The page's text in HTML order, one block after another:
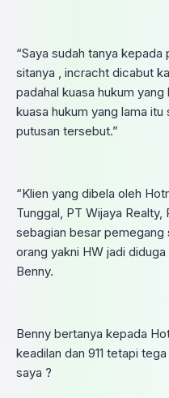
“Saya sudah tanya kepada
sitanya , incracht dicabut
padahal kuasa hukum
kuasa hukum yang lama
putusan tersebut.”
“Klien yang dibela oleh
Tunggal, PT Wijaya Realty,
sebagian besar pemegang
orang yakni HW jadi
Benny.
Benny bertanya kepada
keadilan dan 911 tetapi
saya ?